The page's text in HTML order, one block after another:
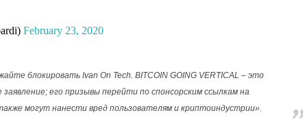
February 23, 2020
блокировать Ivan On Tech. BITCOIN GOING VERTICAL – это
его призывы перейти по спонсорским ссылкам на
могут нанести вред пользователям и криптоиндустрии».